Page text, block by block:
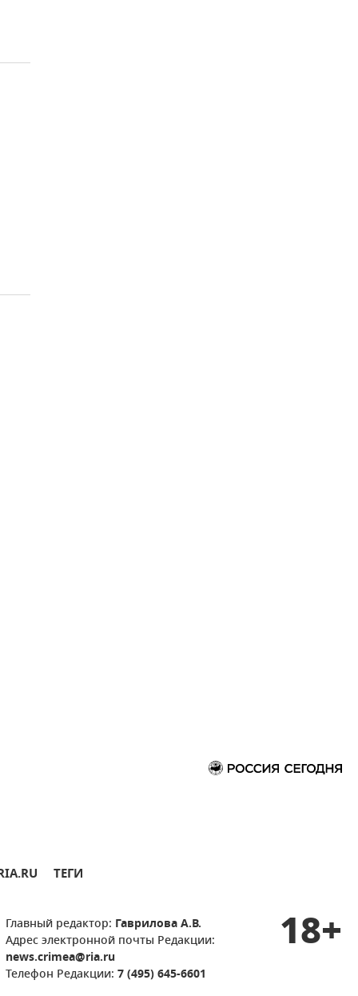
ТЕГИ
Главный редактор: Гаврилова А.В.
Адрес электронной почты Редакции:
news.crimea@ria.ru
Телефон Редакции: 7 (495) 645-6601
18+